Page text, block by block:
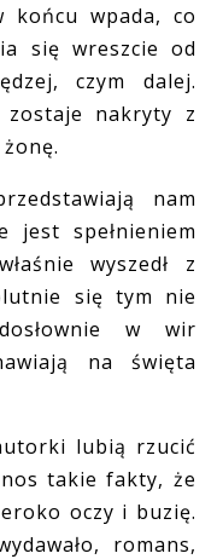
końcu wpada, co
się wreszcie od
czym dalej.
zostaje nakryty z
nam
jest spełnieniem
wyszedł z
się tym nie
w wir
na święta
lubią rzucić
takie fakty, że
oczy i buzię.
romans,